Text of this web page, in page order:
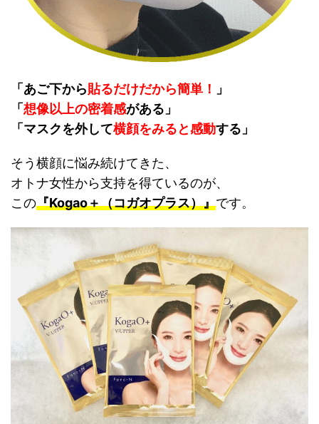
「あご下から貼るだけだから簡単！
」
「想像以上の密着感がある」
「マスクを外して横顔をみると感動する」
そう横顔に悩み続けてきた、
オトナ女性から支持を得ているのが、
この『Kogao＋（コガオプラス）』です。